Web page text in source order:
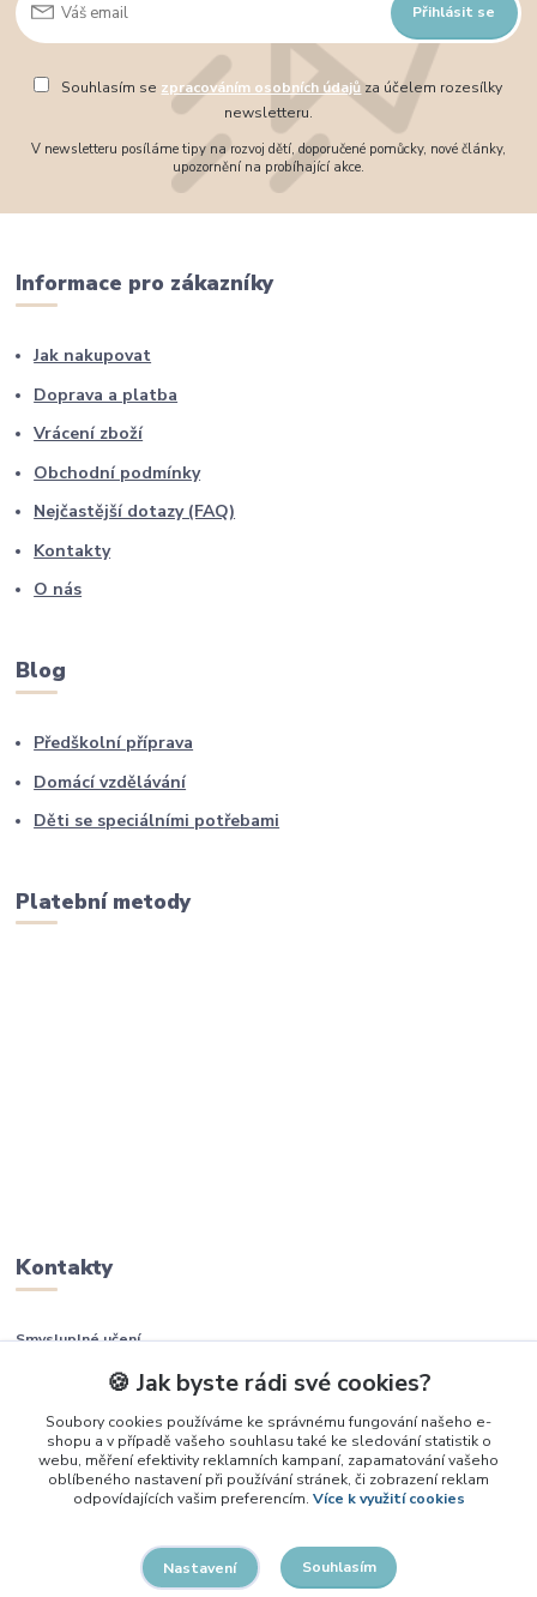
Přihlásit se
Souhlasím se zpracováním osobních údajůza účelem rozesílky
newsletteru.
V newsletteru posíláme tipy na rozvoj dětí, doporučené pomůcky, nové články,
upozornění na probíhající akce.
Informace pro zákazníky
Jak nakupovat
Doprava a platba
Vrácení zboží
Obchodní podmínky
Nejčastější dotazy (FAQ)
Kontakty
O nás
Blog
Předškolní příprava
Domácí vzdělávání
Děti se speciálními potřebami
Platební metody
Kontakty
Smysluplné učení
+420 737 937 936
info@smysluplneuceni.cz
🍪 Jak byste rádi své cookies?
Soubory cookies používáme ke správnému fungování našeho e-
shopu a v případě vašeho souhlasu také ke sledování statistik o
webu, měření efektivity reklamních kampaní, zapamatování vašeho
oblíbeného nastavení při používání stránek, či zobrazení reklam
odpovídajících vašim preferencím. Více k využití cookies
Nastavení Souhlasím